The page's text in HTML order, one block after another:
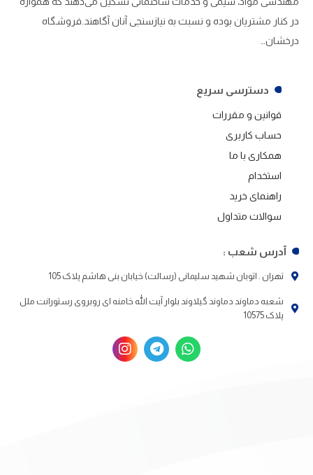
در کنار مشتریان بوده و نسبت به نیازسنجی آنان آگاهند.فروشگاه
درخشان…
دسترسی سریع
قوانین و مقررات
حساب کاربری
همکاری با ما
استخدام
راهنمای خرید
سوالات متداول
آدرس شعب :
تهران . اتوبان شهید سلیمانی (رسالت) خیابان بنی هاشم پلاک 105
شعبه دماوند دماوند گیلاوند بلوار آیت الله خامنه ای روبروی رستورانت ملل
پلاک 10575